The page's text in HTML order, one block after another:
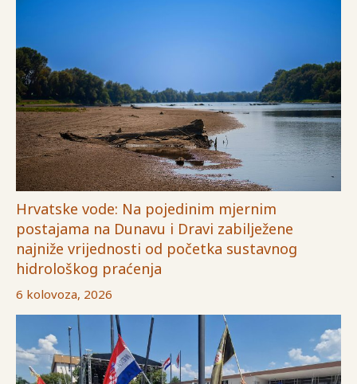
Hrvatske vode: Na pojedinim mjernim
postajama na Dunavu i Dravi zabilježene
najniže vrijednosti od početka sustavnog
hidrološkog praćenja
6 kolovoza, 2026